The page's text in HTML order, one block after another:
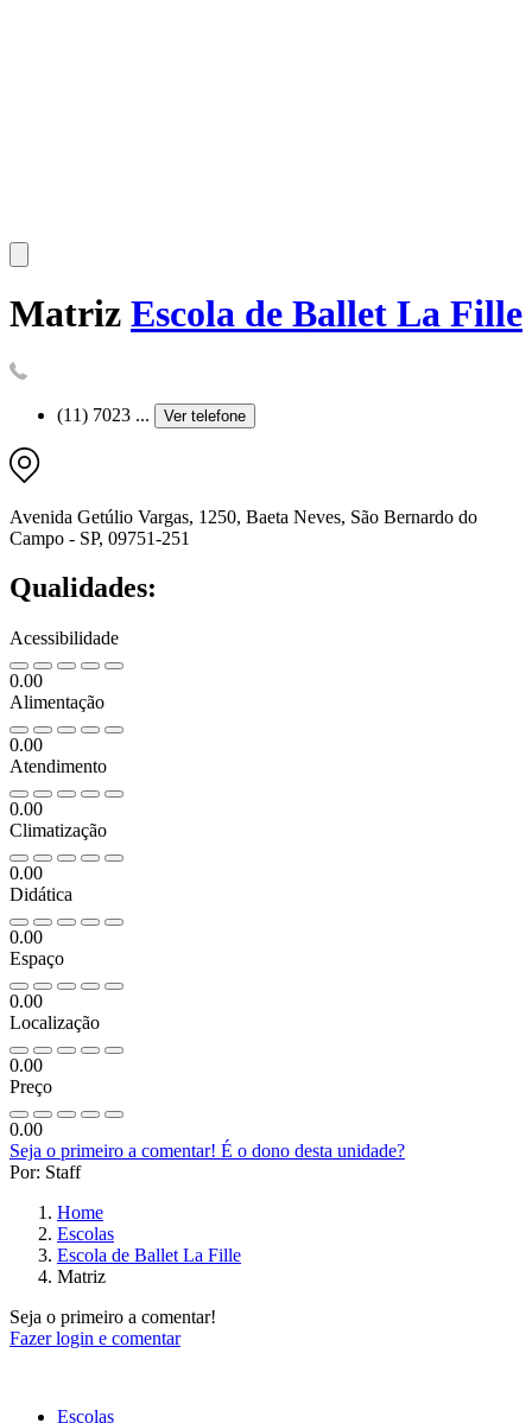
Matriz Escola de Ballet La Fille
(11) 7023 ... Ver telefone
Avenida Getúlio Vargas, 1250, Baeta Neves, São Bernardo do
Campo - SP, 09751-251
Qualidades:
Acessibilidade
0.00
Alimentação
0.00
Atendimento
0.00
Climatização
0.00
Didática
0.00
Espaço
0.00
Localização
0.00
Preço
0.00
Seja o primeiro a comentar! É o dono desta unidade?
Por: Staff
Home
Escolas
Escola de Ballet La Fille
Matriz
Seja o primeiro a comentar!
Fazer login e comentar
Escolas